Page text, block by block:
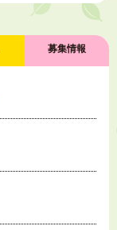
募集情報